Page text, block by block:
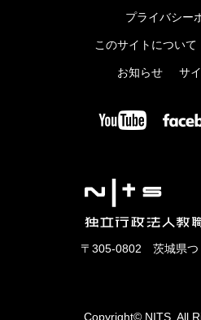
〒305-0802 茨城県つ
プライバシー
このサイトについて
お知らせ サ
Copyright© NITS. All